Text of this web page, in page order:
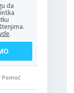
da
.
Pomoć